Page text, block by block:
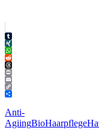
Tumblr
XING
WhatsApp
Reddit
Threads
Print
Email
Copy
Link
Teilen
Anti-
AgiingBioHaarpflege